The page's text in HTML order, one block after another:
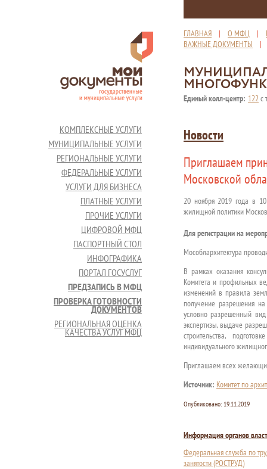
ГЛАВНАЯ | О МФЦ |
ВАЖНЫЕ ДОКУМЕНТЫ
Единый колл-центр: 122с
КОМПЛЕКСНЫЕ УСЛУГИ
МУНИЦИПАЛЬНЫЕ УСЛУГИ
РЕГИОНАЛЬНЫЕ УСЛУГИ
ФЕДЕРАЛЬНЫЕ УСЛУГИ
УСЛУГИ ДЛЯ БИЗНЕСА
ПЛАТНЫЕ УСЛУГИ
ПРОЧИЕ УСЛУГИ
ЦИФРОВОЙ МФЦ
ПАСПОРТНЫЙ СТОЛ
ИНФОГРАФИКА
ПОРТАЛ ГОСУСЛУГ
ПРЕДЗАПИСЬ В МФЦ
ПРОВЕРКА ГОТОВНОСТИ
ДОКУМЕНТОВ
РЕГИОНАЛЬНАЯ ОЦЕНКА
КАЧЕСТВА УСЛУГ МФЦ
Новости
Приглашаем
Московской
20 ноября 2019 года в
жилищной политики
Для регистрации на
Мособлархитектура
В рамках оказания
Комитета и профильных
изменений в правила
получение разрешения
условно разрешенный вид
экспертизы, выдаче
строительства,
индивидуального
Приглашаем всех
Источник: Комитет по
Опубликовано: 19.11.2019
Информация органов
Федеральная служба по
занятости (РОСТРУД)